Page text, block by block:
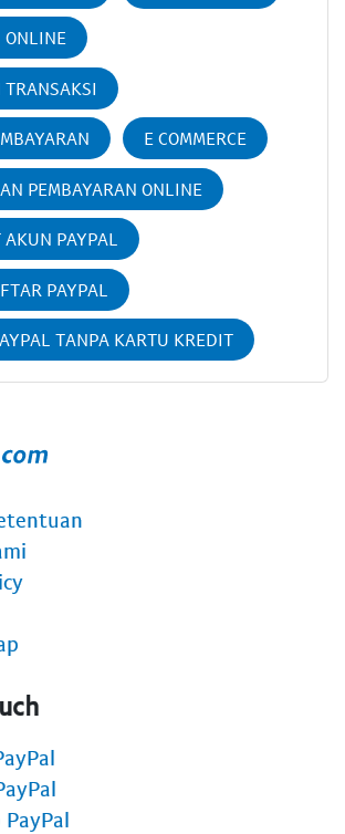
ONLINE
E COMMERCE
PEMBAYARAN ONLINE
PAYPAL
PAYPAL
TANPA KARTU KREDIT